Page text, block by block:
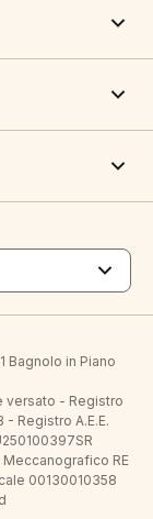
Bagnolo in Piano
versato - Registro
Registro A.E.E.
RE
00130010358